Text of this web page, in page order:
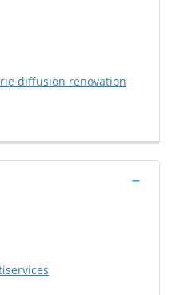
diffusion renovation